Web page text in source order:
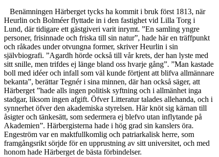
Benämningen Härberget tycks ha kommit i bruk först 1813, när
Heurlin och Bolméer flyttade in i den fastighet vid Lilla Torg i
Lund, där tidigare ett gästgiveri varit inrymt. ”En samling yngre
personer, frisinnade och friska till sin natur”, hade här en träffpunkt
och råkades under otvungna former, skriver Heurlin i sin
självbiografi. ”Agardh hörde också till vår krets, der han lyste med
sitt snille, men trifdes ej länge bland oss hvarje gång”. ”Man kastade
boll med idéer och infall som väl kunde förtjent att blifva allmännare
bekanta”, berättar Tegnér i sina minnen, där han också säger, att
Härberget ”hade alls ingen politisk syftning och i allmänhet inga
stadgar, liksom ingen afgift. Öfver Litteratur talades allehanda, och i
synnerhet öfver den akademiska styrelsen. Här knöt sig kärnan till
åsigter och tänkesätt, som sedermera ej blefvo utan inflytande på
Akademien”. Härbergisterna hade i hög grad sin kanslers öra.
Engeström var en maktfullkomlig och patriarkalisk herre, som
framgångsrikt sörjde för en upprustning av sitt universitet, och med
honom hade Härberget de bästa förbindelser.